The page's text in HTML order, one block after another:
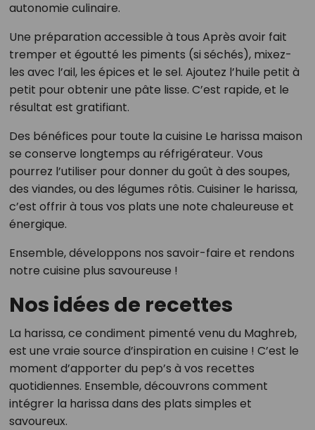
autonomie culinaire.
Une préparation accessible à tous Après avoir fait
tremper et égoutté les piments (si séchés), mixez-
les avec l’ail, les épices et le sel. Ajoutez l’huile petit à
petit pour obtenir une pâte lisse. C’est rapide, et le
résultat est gratifiant.
Des bénéfices pour toute la cuisine Le harissa maison
se conserve longtemps au réfrigérateur. Vous
pourrez l’utiliser pour donner du goût à des soupes,
des viandes, ou des légumes rôtis. Cuisiner le harissa,
c’est offrir à tous vos plats une note chaleureuse et
énergique.
Ensemble, développons nos savoir-faire et rendons
notre cuisine plus savoureuse !
Nos idées de recettes
La harissa, ce condiment pimenté venu du Maghreb,
est une vraie source d’inspiration en cuisine ! C’est le
moment d’apporter du pep’s à vos recettes
quotidiennes. Ensemble, découvrons comment
intégrer la harissa dans des plats simples et
savoureux.